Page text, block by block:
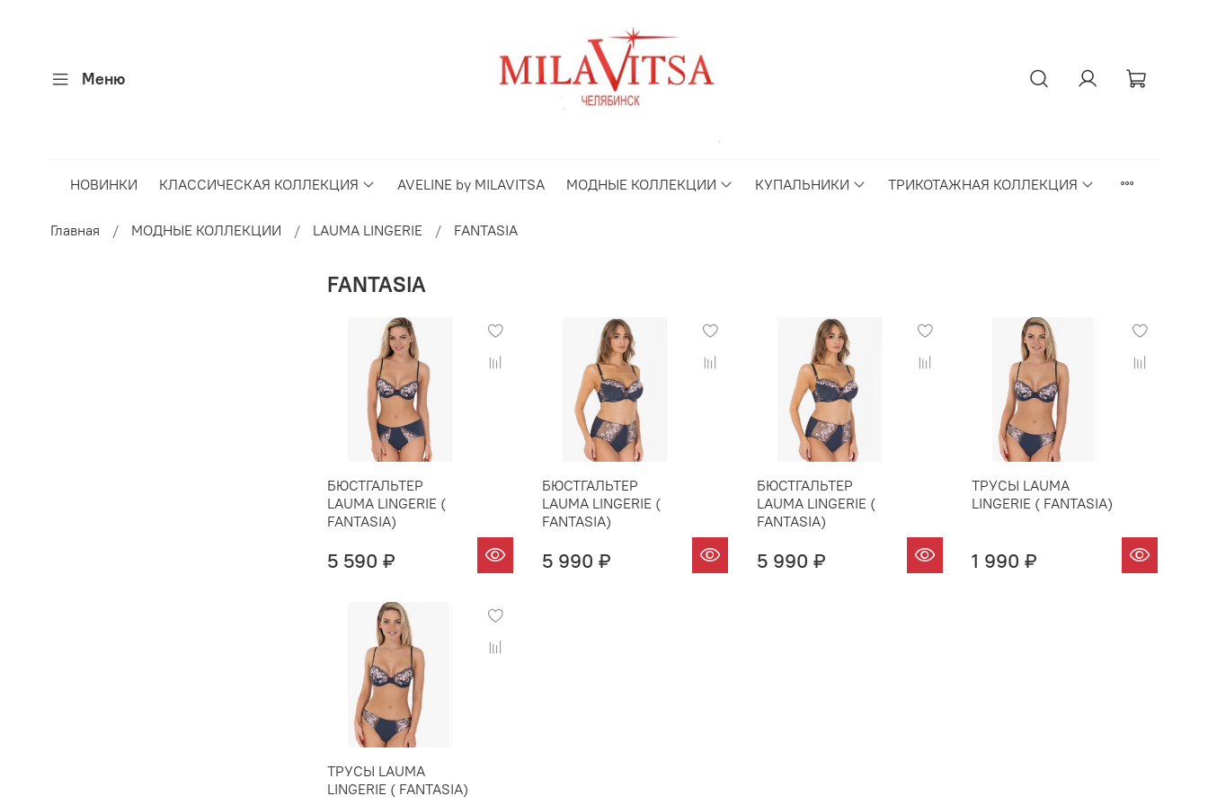
Меню
НОВИНКИ КЛАССИЧЕСКАЯ КОЛЛЕКЦИЯ AVELINE by MILAVITSA МОДНЫЕ КОЛЛЕКЦИИ КУПАЛЬНИКИ ТРИКОТАЖНАЯ КОЛЛЕКЦИЯ
Главная МОДНЫЕ КОЛЛЕКЦИИ LAUMA LINGERIE FANTASIA
FANTASIA
БЮСТГАЛЬТЕР
LAUMA LINGERIE (
FANTASIA)
5 590 ₽
БЮСТГАЛЬТЕР
LAUMA LINGERIE (
FANTASIA)
5 990 ₽
БЮСТГАЛЬТЕР
LAUMA LINGERIE (
FANTASIA)
5 990 ₽
ТРУСЫ LAUMA
LINGERIE ( FANTASIA)
1 990 ₽
ТРУСЫ LAUMA
LINGERIE ( FANTASIA)